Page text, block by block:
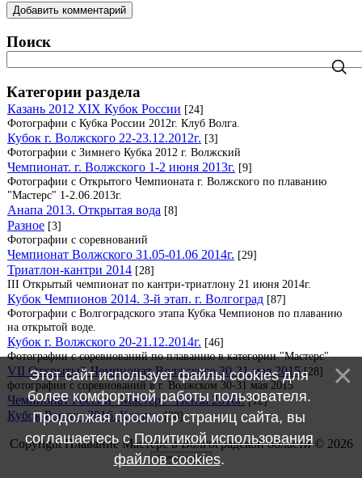
Добавить комментарий
Поиск
Категории раздела
Казань 2012 XIX Кубок России [24]
Фотографии с Кубка России 2012г. Клуб Волга.
Кубок г. Волжского 22-23.12.2012г. [3]
Фотографии с Зимнего Кубка 2012 г. Волжский
Чемпионат. г. Волжского 1-2 июня 2013г. [9]
Фотографии с Открытого Чемпионата г. Волжского по плаванию
"Мастерс" 1-2.06.2013г.
Анапа 2013. Открытая вода [8]
Разное [3]
Фотографии с соревнований
Чемпионат Волжского 31.05-01.06 2014г. [29]
Триатлон-кантри 2014 [28]
III Открытый чемпионат по кантри-триатлону 21 июня 2014г.
Кубок Чемпионов 2014. 3-й этап. г. Волгоград [87]
Фотографии с Волгоградского этапа Кубка Чемпионов по плаванию
на открытой воде.
Кубок г. Волжского 20-21.12.2014г. [46]
Фотографии с соревнований по плаванию в категории "Мастерс"
VII Открытый Чемпионат Волжского 30-31 мая 2015 [28]
фотографии с соревнований в г. Волжском 30-31 мая 2015
Чемпионат России "Мастерс" Пенза 2016г. [12]
Кубок России 2016. Казань. [38]
Copyright Плавание Мастерс в Волгоградской области © 2026
Этот сайт использует файлы cookies для
более комфортной работы пользователя.
Продолжая просмотр страниц сайта, вы
соглашаетесь сПолитикой использования
файлов cookies.